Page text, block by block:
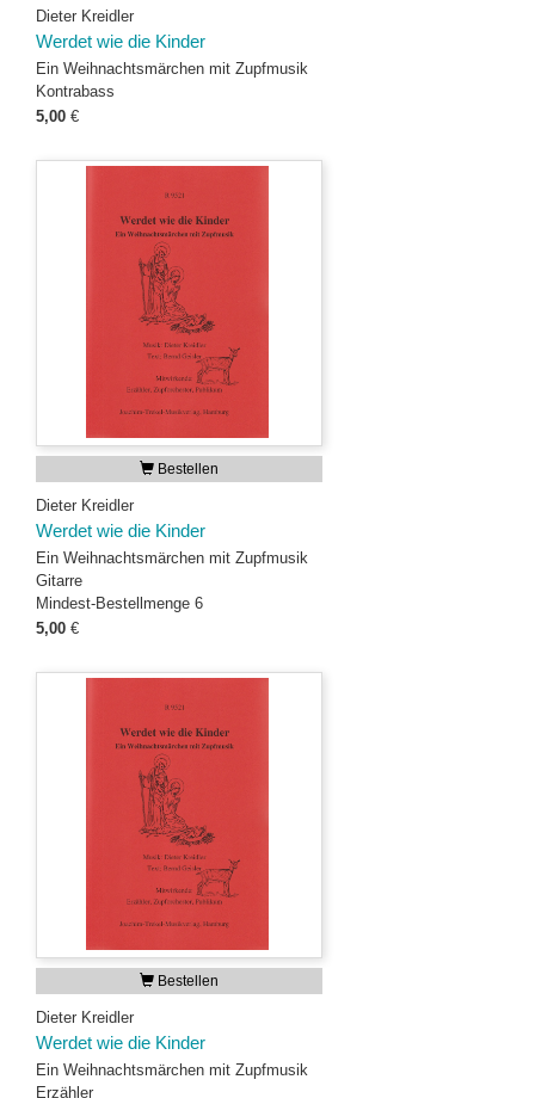
Dieter Kreidler
Werdet wie die Kinder
Ein Weihnachtsmärchen mit Zupfmusik
Kontrabass
5,00 €
Bestellen
Dieter Kreidler
Werdet wie die Kinder
Ein Weihnachtsmärchen mit Zupfmusik
Gitarre
Mindest-Bestellmenge 6
5,00 €
Bestellen
Dieter Kreidler
Werdet wie die Kinder
Ein Weihnachtsmärchen mit Zupfmusik
Erzähler